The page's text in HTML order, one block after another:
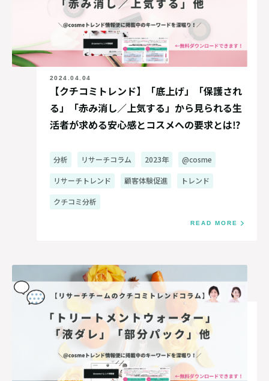
2024.04.04
【クチコミトレンド】「底上げ」「保護され
る」「赤み消し／上気する」から見られる生
活者が求める安心感とコスメへの要求とは⁉
分析 リサーチコラム 2023年 @cosme
リサーチトレンド 顧客体験促進 トレンド
クチコミ分析
READ MORE